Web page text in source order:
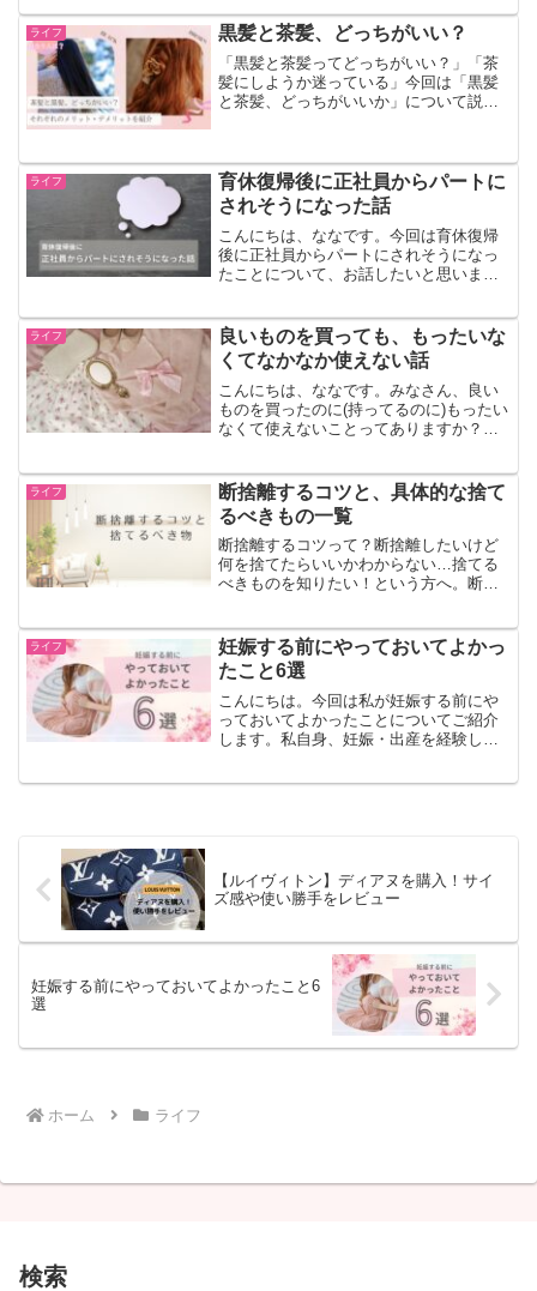
例をあげながらわかりやすく説明してい
ますので、ぜひ参考にして...
ライフ 黒髪と茶髪、どっちがいい？
「黒髪と茶髪ってどっちがいい？」「茶
髪にしようか迷っている」今回は「黒髪
と茶髪、どっちがいいか」について説明
たことを元に書いています...
ライフ
育休復帰後に正社員からパートに
されそうになった話
こんにちは、ななです。今回は育休復帰
後に正社員からパートにされそうになっ
たことについて、お話したいと思いま
window.adsbygoogle ||...
ライフ
良いものを買っても、もったいな
くてなかなか使えない話
こんにちは、ななです。みなさん、良い
ものを買ったのに(持ってるのに)もったい
なくて使えないことってありますか？私
いできずに結局使う頻度が少なかった
り、あるいはほぼ使わず...
ライフ
断捨離するコツと、具体的な捨て
るべきもの一覧
断捨離するコツって？断捨離したいけど
何を捨てたらいいかわからない…捨てる
べきものを知りたい！という方へ。断捨
するコツや、具体的に捨てるべきものを
紹介しています。参考にな...
ライフ
妊娠する前にやっておいてよかっ
たこと6選
こんにちは。今回は私が妊娠する前にや
っておいてよかったことについてご紹介
します。私自身、妊娠・出産を経験して
【ルイヴィトン】ディアヌを購入！サイ
ズ感や使い勝手をレビュー
妊娠する前にやっておいてよかったこと6
選
ホーム ライフ
検索